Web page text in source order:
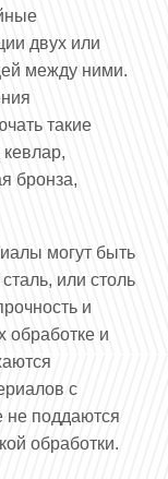
двух или
между ними.
такие
кевлар,
бронза,
могут быть
или столь
и
обработке и
с
не поддаются
обработки.